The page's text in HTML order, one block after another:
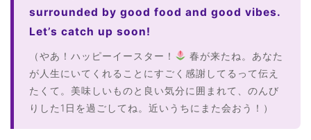
surrounded by good food and good vibes.
Let’s catch up soon!
（やあ！ハッピーイースター！
春が来たね。あなた
が人生にいてくれることにすごく感謝してるって伝え
たくて。美味しいものと良い気分に囲まれて、のんび
りした1日を過ごしてね。近いうちにまた会おう！）